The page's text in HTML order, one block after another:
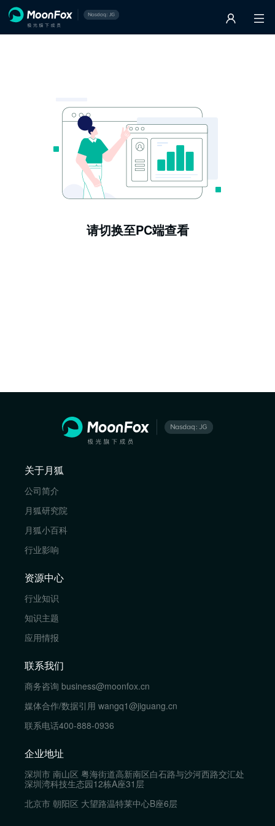
请切换至PC端查看
关于月狐
公司简介
月狐研究院
月狐小百科
行业影响
资源中心
行业知识
知识主题
应用情报
联系我们
商务咨询 business@moonfox.cn
媒体合作/数据引用 wangq1@jiguang.cn
联系电话400-888-0936
企业地址
深圳市 南山区 粤海街道高新南区白石路与沙河西路交汇处
深圳湾科技生态园12栋A座31层
北京市 朝阳区 大望路温特莱中心B座6层